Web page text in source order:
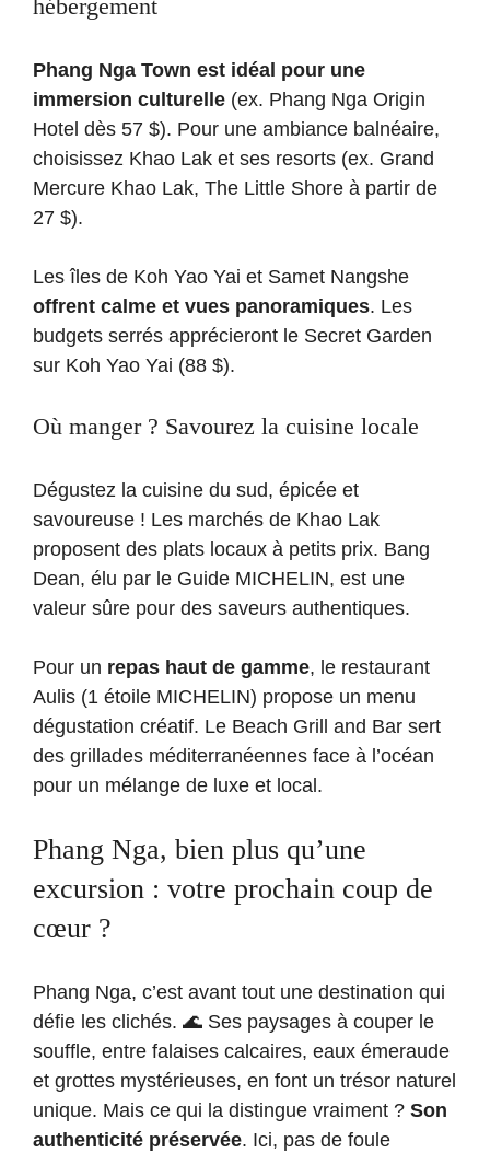
hébergement
Phang Nga Town est idéal pour une
immersion culturelle (ex. Phang Nga Origin
Hotel dès 57 $). Pour une ambiance balnéaire,
choisissez Khao Lak et ses resorts (ex. Grand
Mercure Khao Lak, The Little Shore à partir de
27 $).
Les îles de Koh Yao Yai et Samet Nangshe
offrent calme et vues panoramiques. Les
budgets serrés apprécieront le Secret Garden
sur Koh Yao Yai (88 $).
Où manger ? Savourez la cuisine locale
Dégustez la cuisine du sud, épicée et
savoureuse ! Les marchés de Khao Lak
proposent des plats locaux à petits prix. Bang
Dean, élu par le Guide MICHELIN, est une
valeur sûre pour des saveurs authentiques.
Pour un repas haut de gamme, le restaurant
Aulis (1 étoile MICHELIN) propose un menu
dégustation créatif. Le Beach Grill and Bar sert
des grillades méditerranéennes face à l’océan
pour un mélange de luxe et local.
Phang Nga, bien plus qu’une
excursion : votre prochain coup de
cœur ?
Phang Nga, c’est avant tout une destination qui
défie les clichés. 🌊 Ses paysages à couper le
souffle, entre falaises calcaires, eaux émeraude
et grottes mystérieuses, en font un trésor naturel
unique. Mais ce qui la distingue vraiment ? Son
authenticité préservée. Ici, pas de foule